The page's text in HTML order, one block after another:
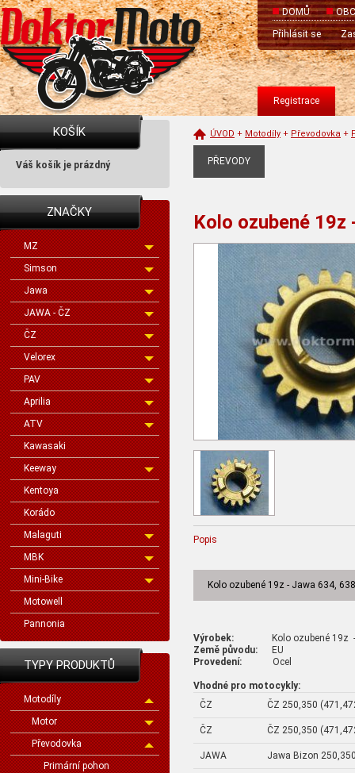
DOMŮ
Přihlásit se
Registrace
KOŠÍK
Váš košík je prázdný
ZNAČKY
MZ
Simson
Jawa
JAWA - ČZ
ČZ
Velorex
PAV
Aprilia
ATV
Kawasaki
Keeway
Kentoya
Korádo
Malaguti
MBK
Mini-Bike
Motowell
Pannonia
TYPY PRODUKTŮ
Motodíly
Motor
Převodovka
Primární pohon
ÚVOD + Motodíly + Převodovka +
PŘEVODY
Kolo ozubené
Popis
Kolo ozubené 19z - Jawa 634, 638
Výrobek: Kolo ozubené 19z -
Země původu: EU
Provedení: Ocel
Vhodné pro motocykly:
ČZ
ČZ 250,350
ČZ ČZ 250,350
JAWA Jawa Bizon